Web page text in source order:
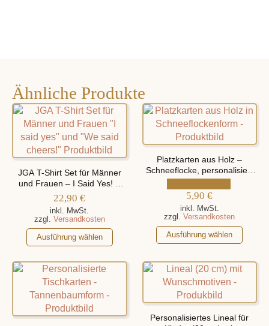
Ähnliche Produkte
JGA T-Shirt Set für Männer
und Frauen – I Said Yes! –
We Said Cheers!
22,90€
inkl. MwSt.
zzgl. Versandkosten
Ausführung wählen
Dieses
Produkt
weist
mehrere
Varianten
auf.
Die
Platzkarten aus Holz –
Schneeflocke, personalisiert
mit Namen
5,90€
inkl. MwSt.
zzgl.Versandkosten
Ausführung wählen
Dieses
Produkt
mehrere
Varianten
Personalisiertes Lineal für